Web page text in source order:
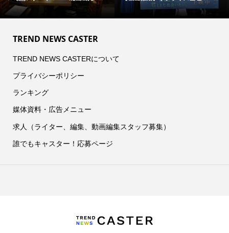
TREND NEWS CASTER
TREND NEWS CASTERについて
プライバシーポリシー
ランキング
媒体資料・広告メニュー
求人（ライター、編集、動画編集スタッフ募集）
誰でもキャスター！応募ページ